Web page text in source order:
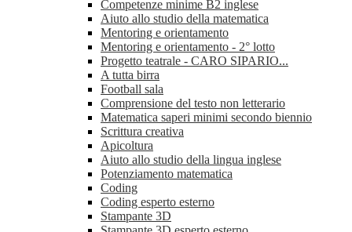
Competenze minime B2 inglese
Aiuto allo studio della matematica
Mentoring e orientamento
Mentoring e orientamento - 2° lotto
Progetto teatrale - CARO SIPARIO...
A tutta birra
Football sala
Comprensione del testo non letterario
Matematica saperi minimi secondo biennio
Scrittura creativa
Apicoltura
Aiuto allo studio della lingua inglese
Potenziamento matematica
Coding
Coding esperto esterno
Stampante 3D